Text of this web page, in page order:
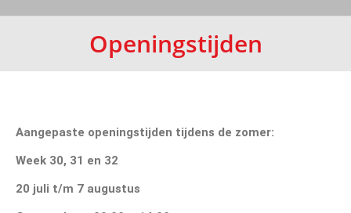
Openingstijden
Aangepaste openingstijden tijdens de zomer:
Week 30, 31 en 32
20 juli t/m 7 augustus